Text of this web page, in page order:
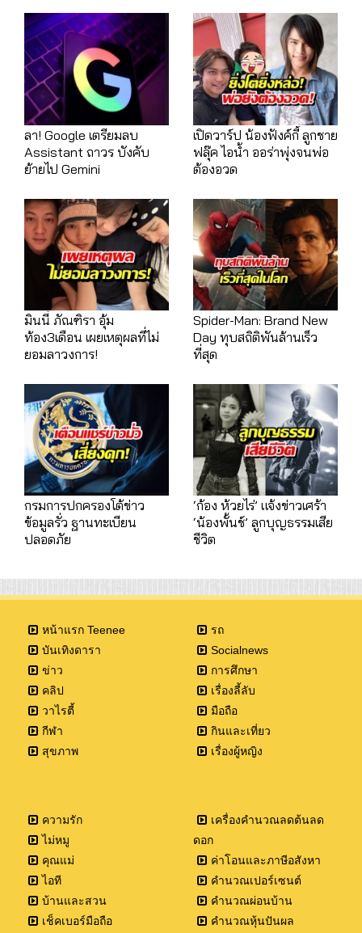
ลา! Google เตรียมลบ
Assistant ถาวร บังคับ
ย้ายไป Gemini
เปิดวาร์ป น้องฟังค์กี้ ลูกชาย
ฟลุ๊ค ไอน้ำ ออร่าพุ่งจนพ่อ
ต้องอวด
มินนี่ ภัณฑิรา อุ้ม
ท้อง3เดือน เผยเหตุผลที่ไม่
ยอมลาวงการ!
Spider-Man: Brand New
Day ทุบสถิติพันล้านเร็ว
ที่สุด
กรมการปกครองโต้ข่าว
ข้อมูลรั่ว ฐานทะเบียน
ปลอดภัย
‘ก้อง ห้วยไร่’ แจ้งข่าวเศร้า
‘น้องพั้นช์’ ลูกบุญธรรมเสีย
ชีวิต
หน้าแรก Teenee
บันเทิงดารา
ข่าว
คลิป
วาไรตี้
กีฬา
สุขภาพ
รถ
Socialnews
การศึกษา
เรื่องลี้ลับ
มือถือ
กินและเที่ยว
เรื่องผู้หญิง
ความรัก
ไม่หมู
คุณแม่
ไอที
บ้านและสวน
เช็คเบอร์มือถือ
เครื่องคำนวณลดต้นลด
ดอก
ค่าโอนและภาษีอสังหา
คำนวณเปอร์เซนต์
คำนวณผ่อนบ้าน
คำนวณหุ้นปันผล